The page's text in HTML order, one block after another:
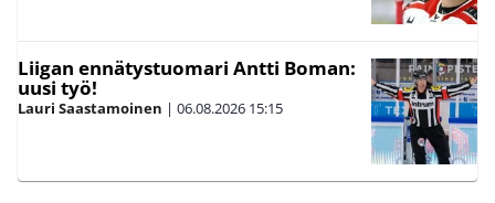
Liigan ennätystuomari Antti Boman:
uusi työ!
Lauri Saastamoinen | 06.08.2026 15:15